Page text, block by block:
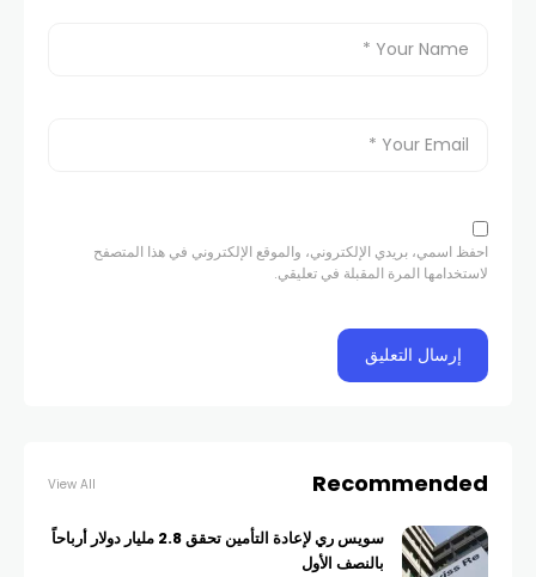
احفظ اسمي، بريدي الإلكتروني، والموقع الإلكتروني في هذا المتصفح
لاستخدامها المرة المقبلة في تعليقي.
Recommended
View All
سويس ري لإعادة التأمين تحقق 2.8 مليار دولار أرباحاً
بالنصف الأول